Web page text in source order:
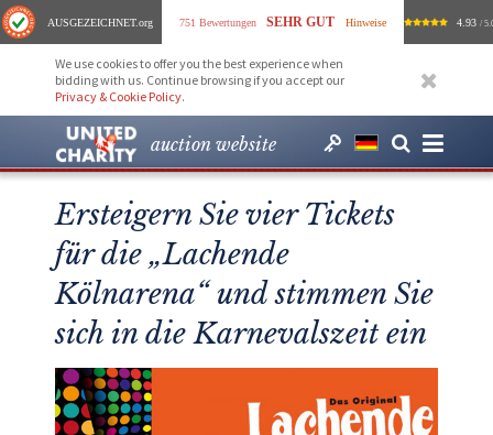
AUSGEZEICHNET.org 751 Bewertungen SEHR GUT Hinweise 4.93 /
We use cookies to offer you the best experience when
bidding with us. Continue browsing if you accept our
Privacy & Cookie Policy.
auction website
Ersteigern Sie vier Tickets
für die „Lachende
Kölnarena“ und stimmen Sie
sich in die Karnevalszeit ein